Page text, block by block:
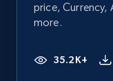
price, Currency,
more.
35.2K+